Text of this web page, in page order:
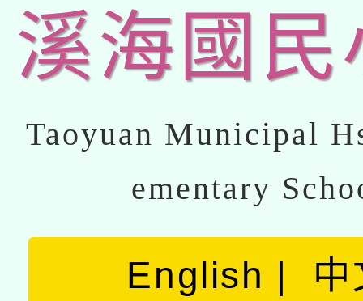
溪海國民
Taoyuan Municipal
ementary
English 中